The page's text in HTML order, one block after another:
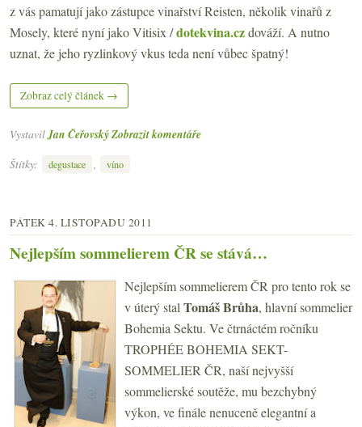
z vás pamatují jako zástupce vinařství Reisten, několik vinařů z
Mosely, které nyní jako Vitisix /dotekvina.czdováží. A nutno
uznat, že jeho ryzlinkový vkus teda není vůbec špatný!
Zobraz celý článek →
VystavilJan ČeřovskýZobrazit komentáře
Štítky:
degustace víno
PÁTEK 4. LISTOPADU 2011
Nejlepším sommelierem ČR se stává…
Nejlepším sommelierem ČR pro tento rok se
v úterý stal Tomáš Brůha, hlavní sommelier
Bohemia Sektu. Ve čtrnáctém ročníku
TROPHÉE BOHEMIA SEKT-
SOMMELIER ČR, naší nejvyšší
sommelierské soutěže, mu bezchybný
výkon, ve finále nenuceně elegantní a